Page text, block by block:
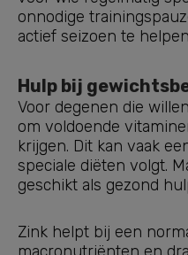
onnodige
actief seizoen te
Hulp bij
Voor degenen die
om voldoende
krijgen. Dit kan vaak
speciale diëten volgt.
geschikt als gezond
Zink helpt bij een